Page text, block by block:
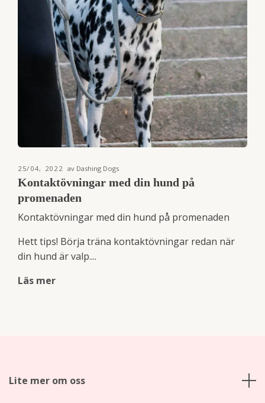
25/04, 2022 av Dashing Dogs
Kontaktövningar med din hund på
promenaden
Kontaktövningar med din hund på promenaden
Hett tips! Börja träna kontaktövningar redan när
din hund är valp....
Läs mer
Lite mer om oss